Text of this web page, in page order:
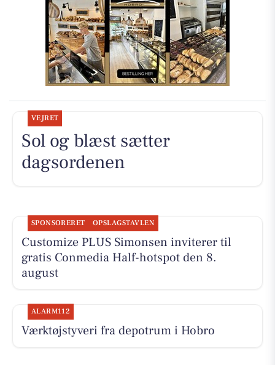
VEJRET
Sol og blæst sætter
dagsordenen
SPONSORERET OPSLAGSTAVLEN
Customize PLUS Simonsen inviterer til
gratis Conmedia Half-hotspot den 8.
august
ALARM112
Værktøjstyveri fra depotrum i Hobro